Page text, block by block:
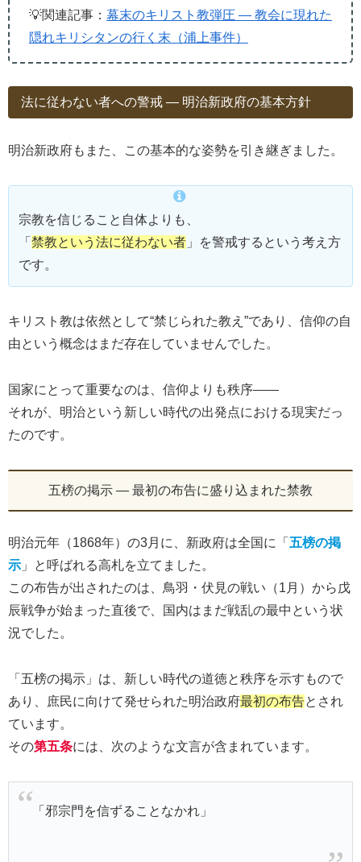
💡関連記事： 幕末のキリスト教弾圧 ― 教会に現れた
隠れキリシタンの行く末（浦上事件）
法に従わない者への警戒 ― 明治新政府の基本方針
明治新政府もまた、この基本的な姿勢を引き継ぎました。
宗教を信じること自体よりも、
「 禁教という法に従わない者 」を警戒するという考え方
です。
キリスト教は依然として“禁じられた教え”であり、信仰の自
由という概念はまだ存在していませんでした。
国家にとって重要なのは、信仰よりも秩序――
それが、明治という新しい時代の出発点における現実だっ
たのです。
五榜の掲示 ― 最初の布告に盛り込まれた禁教
明治元年（1868年）の3月に、新政府は全国に「 五榜の掲
示 」と呼ばれる高札を立てました。
この布告が出されたのは、鳥羽・伏見の戦い（1月）から戊
辰戦争が始まった直後で、国内はまだ戦乱の最中という状
況でした。
「五榜の掲示」は、新しい時代の道徳と秩序を示すもので
あり、庶民に向けて発せられた明治政府最初の布告とされ
ています。
その第五条には、次のような文言が含まれています。
「邪宗門を信ずることなかれ」